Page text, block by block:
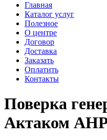
Главная
Каталог услуг
Полезное
О центре
Договор
Доставка
Заказать
Оплатить
Контакты
Поверка
Актаком